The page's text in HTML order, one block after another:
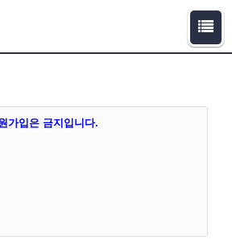
가입은 금지입니다.